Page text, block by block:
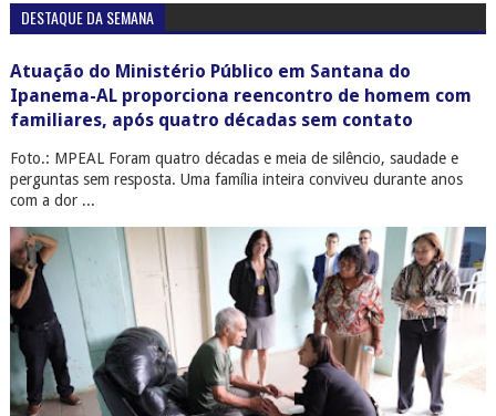
DESTAQUE DA SEMANA
Atuação do Ministério Público em Santana do
Ipanema-AL proporciona reencontro de homem com
familiares, após quatro décadas sem contato
Foto.: MPEAL Foram quatro décadas e meia de silêncio, saudade e
perguntas sem resposta. Uma família inteira conviveu durante anos
com a dor ...